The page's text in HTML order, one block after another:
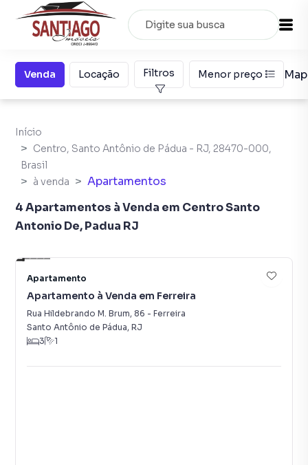
Venda Locação Filtros Menor preço
Início
Centro, Santo Antônio de Pádua - RJ, 28470-000,
Brasil
à venda
Apartamentos
4 Apartamentos à Venda em Centro Santo
Antonio De, Padua RJ
Apartamento
Apartamento à Venda em Ferreira
Rua Hildebrando M. Brum, 86 - Ferreira
Santo Antônio de Pádua, RJ
3
1